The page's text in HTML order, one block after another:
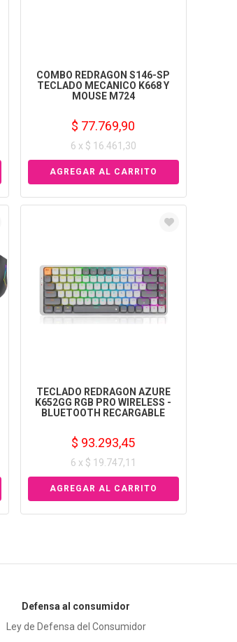
COMBO REDRAGON S146-SP
TECLADO MECANICO K668 Y
MOUSE M724
$ 77.769,90
6 x $ 16.461,30
TECLADO REDRAGON AZURE
K652GG RGB PRO WIRELESS -
BLUETOOTH RECARGABLE
$ 93.293,45
6 x $ 19.747,11
Defensa al consumidor
Ley de Defensa del Consumidor